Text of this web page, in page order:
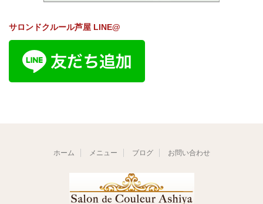
サロンドクルール芦屋 LINE@
ホーム メニュー ブログ お問い合わせ